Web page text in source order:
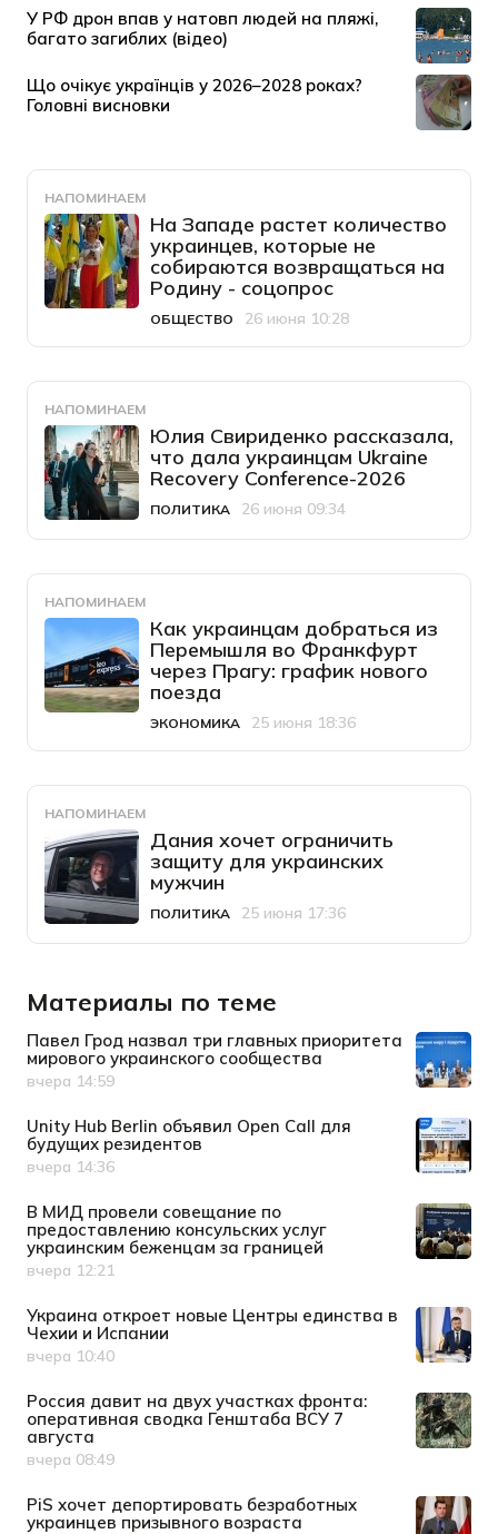
НАПОМИНАЕМ
На Западе растет количество
украинцев, которые не
собираются возвращаться на
Родину - соцопрос
Категория
ОБЩЕСТВО
Дата публикации
26 июня 10:28
НАПОМИНАЕМ
Юлия Свириденко рассказала,
что дала украинцам Ukraine
Recovery Conference-2026
Категория
ПОЛИТИКА
Дата публикации
26 июня 09:34
НАПОМИНАЕМ
Как украинцам добраться из
Перемышля во Франкфурт
через Прагу: график нового
поезда
Категория
ЭКОНОМИКА
Дата публикации
25 июня 18:36
НАПОМИНАЕМ
Дания хочет ограничить
защиту для украинских
мужчин
Категория
ПОЛИТИКА
Дата публикации
25 июня 17:36
Материалы по теме
Павел Грод назвал три главных приоритета
мирового украинского сообщества
Дата публикации
вчера 14:59
Unity Hub Berlin объявил Open Call для
будущих резидентов
Дата публикации
вчера 14:36
В МИД провели совещание по
предоставлению консульских услуг
украинским беженцам за границей
Дата публикации
вчера 12:21
Украина откроет новые Центры единства в
Чехии и Испании
Дата публикации
вчера 10:40
Россия давит на двух участках фронта:
оперативная сводка Генштаба ВСУ 7
августа
Дата публикации
вчера 08:49
PiS хочет депортировать безработных
украинцев призывного возраста